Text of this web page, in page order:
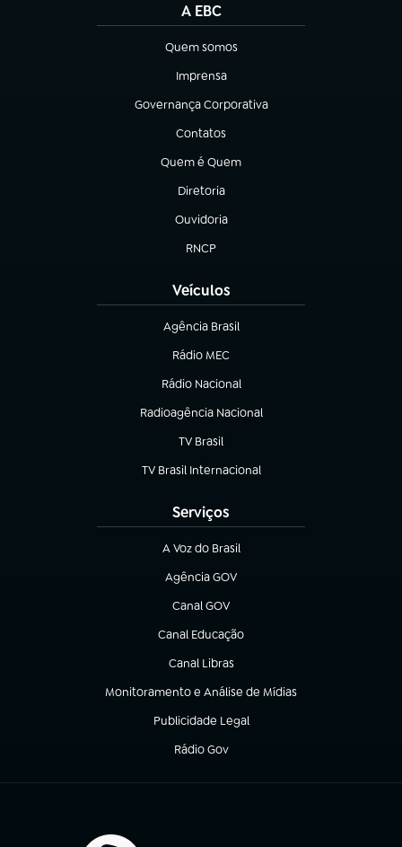
A EBC
Quem somos
(abre em nova aba)
Imprensa
(abre em nova aba)
Governança Corporativa
(abre em nova aba)
Contatos
(abre em nova aba)
Quem é Quem
(abre em nova aba)
Diretoria
(abre em nova aba)
Ouvidoria
(abre em nova aba)
RNCP
(abre em nova aba)
Veículos
Agência Brasil
(abre em nova aba)
Rádio MEC
Rádio Nacional
(abre em nova aba)
Radioagência Nacional
(abre em nova aba)
TV Brasil
(abre em nova aba)
TV Brasil Internacional
(abre em nova aba)
Serviços
A Voz do Brasil
(abre em nova aba)
Agência GOV
(abre em nova aba)
Canal GOV
(abre em nova aba)
Canal Educação
(abre em nova aba)
Canal Libras
(abre em nova aba)
Monitoramento e Análise de Mídias
(abre em nova aba)
Publicidade Legal
(abre em nova aba)
Rádio Gov
(abre em nova aba)